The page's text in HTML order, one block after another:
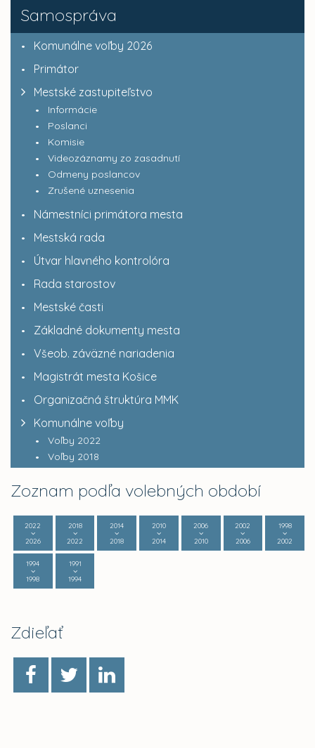
Samospráva
Komunálne voľby 2026
Primátor
Mestské zastupiteľstvo
Informácie
Poslanci
Komisie
Videozáznamy zo zasadnutí
Odmeny poslancov
Zrušené uznesenia
Námestníci primátora mesta
Mestská rada
Útvar hlavného kontrolóra
Rada starostov
Mestské časti
Základné dokumenty mesta
Všeob. záväzné nariadenia
Magistrát mesta Košice
Organizačná štruktúra MMK
Komunálne voľby
Voľby 2022
Voľby 2018
Zoznam podľa volebných období
2022
2026
2018
2022
2014
2018
2010
2014
2006
2010
2002
2006
1998
2002
1994
1998
1991
1994
Zdieľať